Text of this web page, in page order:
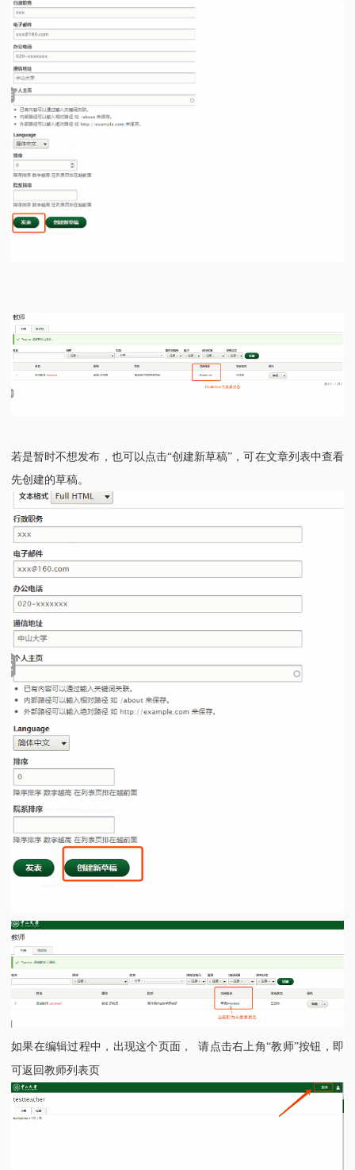
若是暂时不想发布，也可以点击“创建新草稿”，可在文章列表中查看
先创建的草稿。
如果在编辑过程中，出现这个页面， 请点击右上角“教师”按钮，即
可返回教师列表页